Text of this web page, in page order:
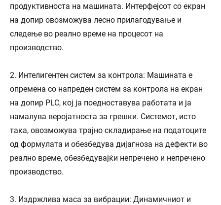
продуктивноста на машината. Интерфејсот со екран
на допир овозможува лесно прилагодување и
следење во реално време на процесот на
производство.
2. Интелигентен систем за контрола: Машината е
опремена со напреден систем за контрола на екран
на допир PLC, кој ја поедноставува работата и ја
намалува веројатноста за грешки. Системот, исто
така, овозможува трајно складирање на податоците
од формулата и обезбедува дијагноза на дефекти во
реално време, обезбедувајќи непречено и непречено
производство.
3. Издржлива маса за вибрации: Динамичниот и